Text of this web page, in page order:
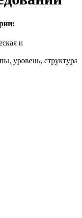
и
уровень, структура